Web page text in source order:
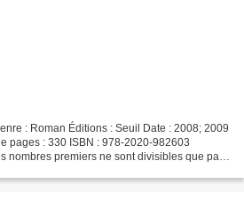
: Roman Éditions : Seuil Date : 2008; 2009
pages : 330 ISBN : 978-2020-982603
nombres premiers ne sont divisibles que par